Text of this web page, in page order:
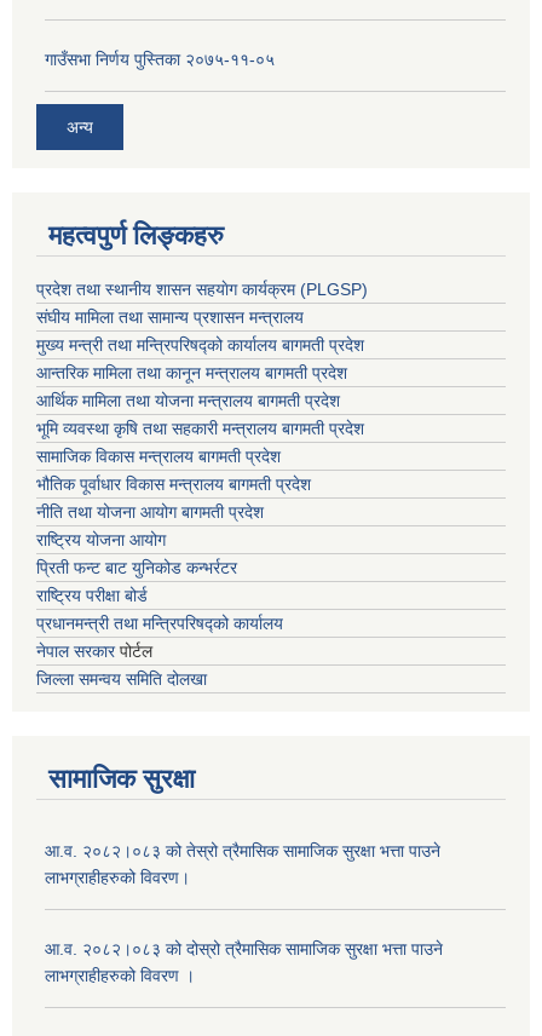
गाउँसभा निर्णय पुस्तिका २०७५-११-०५
अन्य
महत्वपुर्ण लिङ्कहरु
प्रदेश तथा स्थानीय शासन सहयाेग कार्यक्रम (PLGSP)
संघीय मामिला तथा सामान्य प्रशासन मन्त्रालय
मुख्य मन्त्री तथा मन्त्रिपरिषद्को कार्यालय बागमती प्रदेश
आन्तरिक मामिला तथा कानून मन्त्रालय बागमती प्रदेश
आर्थिक मामिला तथा योजना मन्त्रालय बागमती प्रदेश
भूमि व्यवस्था कृषि तथा सहकारी मन्त्रालय बागमती प्रदेश
सामाजिक विकास मन्त्रालय बागमती प्रदेश
भौतिक पूर्वाधार विकास मन्त्रालय बागमती प्रदेश
नीति तथा योजना आयोग बागमती प्रदेश
राष्ट्रिय योजना आयोग
प्रिती फन्ट बाट युनिकोड कन्भर्रटर
राष्ट्रिय परीक्षा बोर्ड
प्रधानमन्त्री तथा मन्त्रिपरिषद्को कार्यालय
नेपाल सरकारपोर्टल
जिल्ला समन्वय समिति दोलखा
सामाजिक सुरक्षा
आ.व. २०८२।०८३ को तेस्रो त्रैमासिक सामाजिक सुरक्षा भत्ता पाउने
लाभग्राहीहरुको विवरण।
आ.व. २०८२।०८३ को दोस्रो त्रैमासिक सामाजिक सुरक्षा भत्ता पाउने
लाभग्राहीहरुको विवरण ।